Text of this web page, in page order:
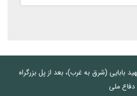
بابایی (شرق به غرب)، بعد از پل بزرگراه
دفاع ملی